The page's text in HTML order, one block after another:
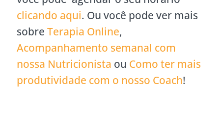
clicando aqui. Ou você pode ver mais
sobre Terapia Online,
Acompanhamento semanal com
nossa Nutricionista ou Como ter mais
produtividade com o nosso Coach!